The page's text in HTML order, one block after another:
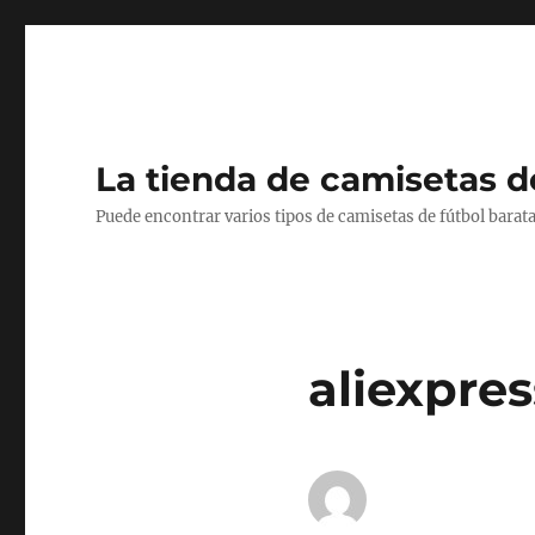
La tienda de camisetas
Puede encontrar varios tipos de camisetas de fútbol